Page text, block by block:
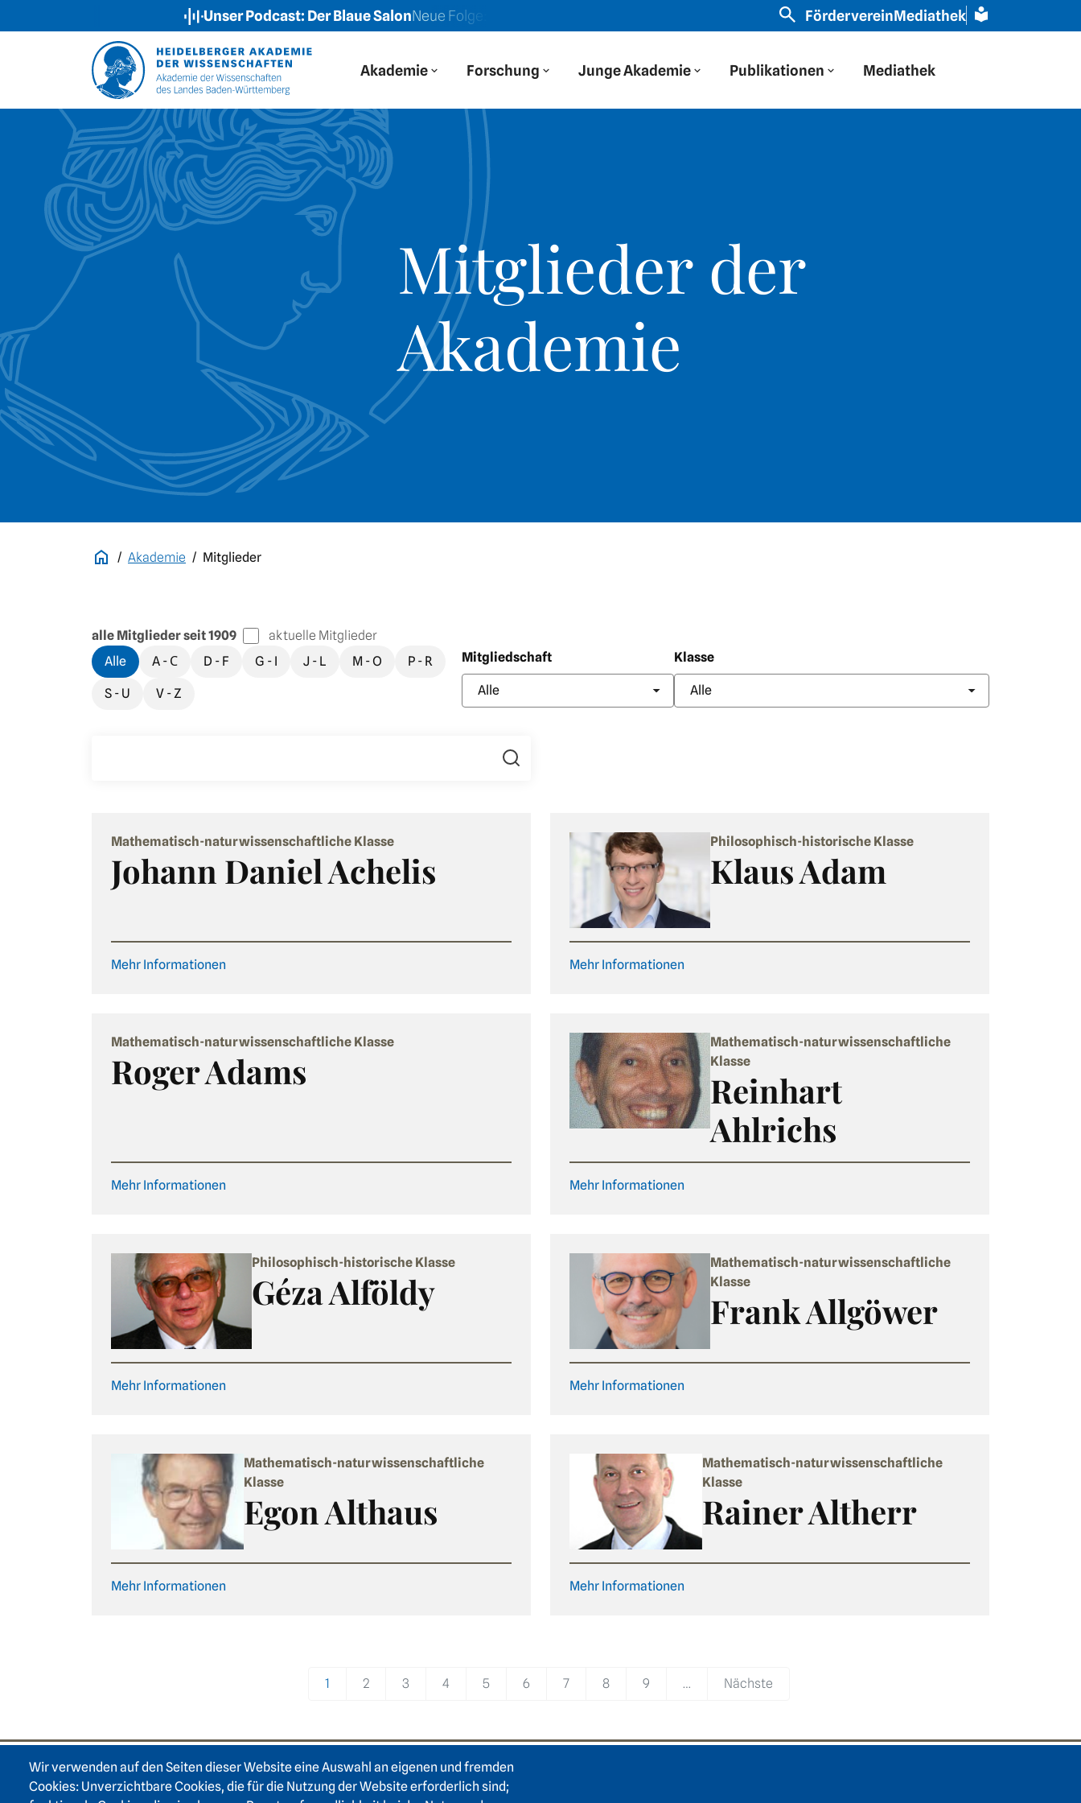
Wir verwenden auf den Seiten dieser Website eine Auswahl an eigenen und fremden
Cookies: Unverzichtbare Cookies, die für die Nutzung der Website erforderlich sind;
Unser Podcast: Der Blaue SalonNeue Folge: „Wir haben auf Osteuropa durch eine russische Brille geschaut“ | Slavistin Schamma Schahadat im
FördervereinMediathek
Akademie Forschung Junge Akademie Publikationen Mediathek
Mitglieder der
Akademie
Akademie Mitglieder
alle Mitglieder seit 1909 / aktuelle Mitglieder
alle Mitglieder seit 1909
aktuelle Mitglieder
Alle
A - С D - F G - I J - L M - O P - R
S - U V - Z
Mitgliedschaft
Alle
Klasse
Alle
Mathematisch-naturwissenschaftliche Klasse
Johann Daniel Achelis
Mehr Informationen
Philosophisch-historische Klasse
Klaus Adam
Mehr Informationen
Mathematisch-naturwissenschaftliche Klasse
Roger Adams
Mehr Informationen
Mathematisch-naturwissenschaftliche
Klasse
Reinhart
Ahlrichs
Mehr Informationen
Philosophisch-historische Klasse
Géza Alföldy
Mehr Informationen
Mathematisch-naturwissenschaftliche
Klasse
Frank Allgöwer
Mehr Informationen
Mathematisch-naturwissenschaftliche
Klasse
Egon Althaus
Mehr Informationen
Mathematisch-naturwissenschaftliche
Klasse
Rainer Altherr
Mehr Informationen
1 2 3 4 5 6 7 8 9 … Nächste
Login Intranet